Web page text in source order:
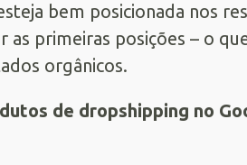
bem posicionada nos
as primeiras posições – o
orgânicos.
de dropshipping no